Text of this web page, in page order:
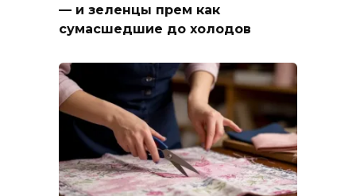
— и зеленцы прем как
сумасшедшие до холодов